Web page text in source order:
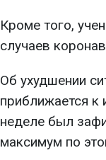
Кроме того,
случаев
Об ухудшении
приближается к
неделе был
максимум по